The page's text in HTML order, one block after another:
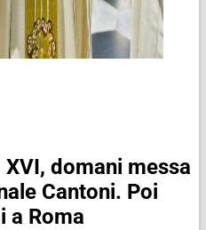
domani messa
Cantoni. Poi
a Roma